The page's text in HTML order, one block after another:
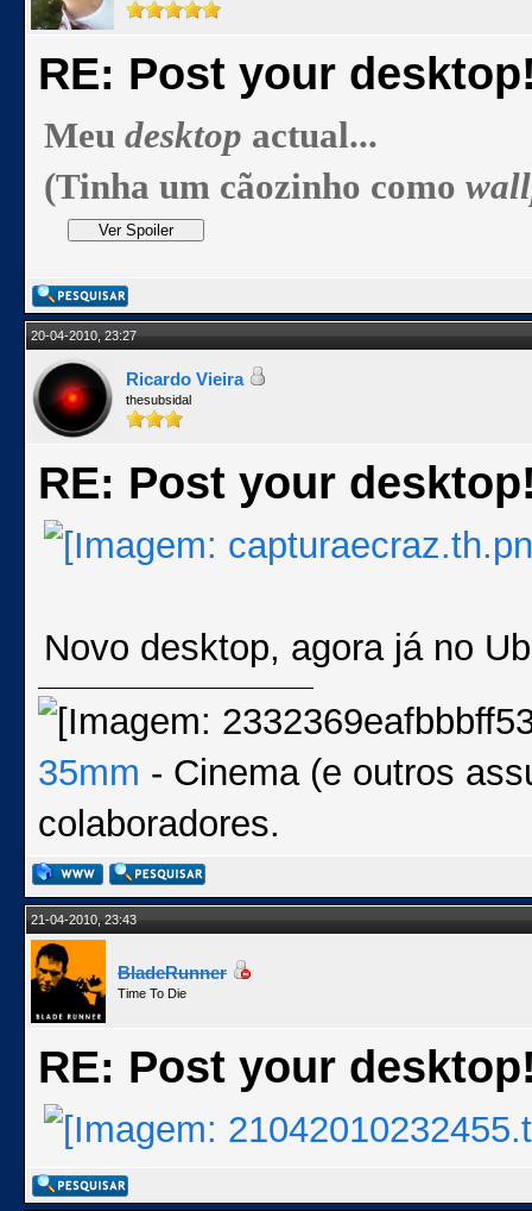
RE: Post your
Meu desktop actual...
(Tinha um cãozinho como
20-04-2010, 23:27
Ricardo Vieira
thesubsidal
RE: Post your
Novo desktop, agora já no
35mm - Cinema (e outros
colaboradores.
21-04-2010, 23:43
BladeRunner
Time To Die
RE: Post your